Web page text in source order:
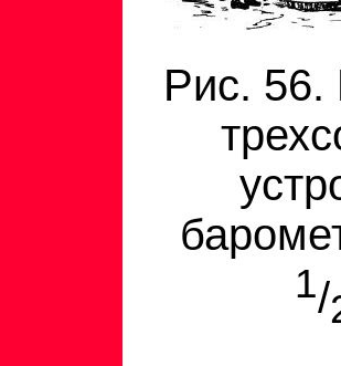
Рис. 56.
1/